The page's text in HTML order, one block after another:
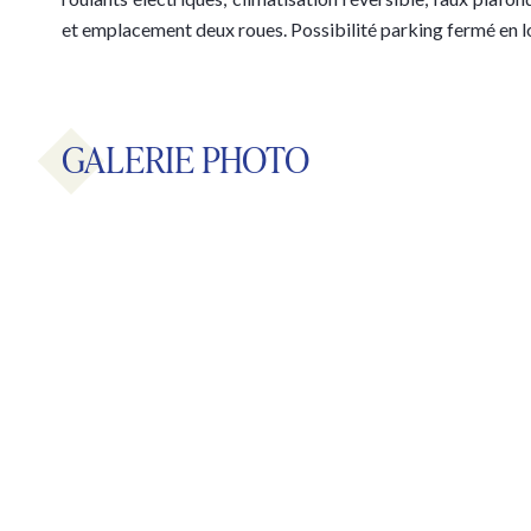
et emplacement deux roues. Possibilité parking fermé en
GALERIE PHOTO